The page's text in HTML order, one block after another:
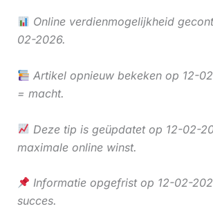
Online verdienmogelijkheid
02-2026.
Artikel opnieuw bekeken op 12-
= macht.
Deze tip is geüpdatet op 12-02-
maximale online winst.
Informatie opgefrist op 12-02-
succes.